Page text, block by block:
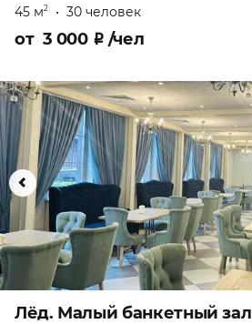
45 м2 • 30 человек
от 3 000 ₽ /чел
Лёд. Малый банкетный зал